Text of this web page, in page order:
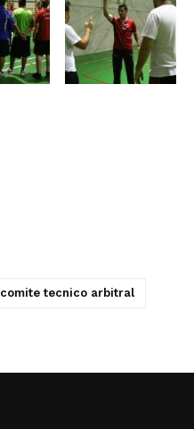
comite tecnico arbitral